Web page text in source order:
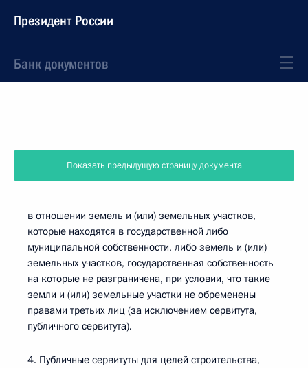
Президент России
Банк документов
Показать предыдущую страницу документа
в отношении земель и (или) земельных участков,
которые находятся в государственной либо
муниципальной собственности, либо земель и (или)
земельных участков, государственная собственность
на которые не разграничена, при условии, что такие
земли и (или) земельные участки не обременены
правами третьих лиц (за исключением сервитута,
публичного сервитута).
4. Публичные сервитуты для целей строительства,